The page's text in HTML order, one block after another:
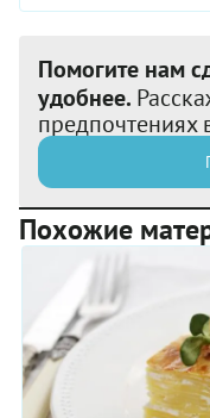
Помогите нам
удобнее.
предпочтениях
Похожие